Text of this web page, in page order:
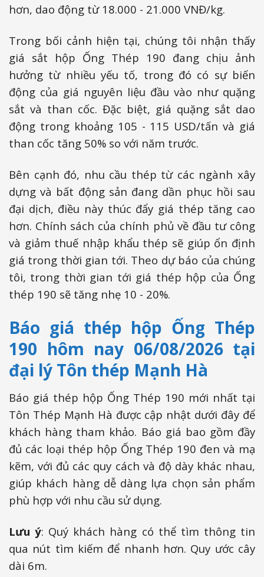
hơn, dao động từ 18.000 - 21.000 VNĐ/kg.
Trong bối cảnh hiện tại, chúng tôi nhận thấy
giá sắt hộp Ống Thép 190 đang chịu ảnh
hưởng từ nhiều yếu tố, trong đó có sự biến
động của giá nguyên liệu đầu vào như quặng
sắt và than cốc. Đặc biệt, giá quặng sắt dao
động trong khoảng 105 - 115 USD/tấn và giá
than cốc tăng 50% so với năm trước.
Bên cạnh đó, nhu cầu thép từ các ngành xây
dựng và bất động sản đang dần phục hồi sau
đại dịch, điều này thúc đẩy giá thép tăng cao
hơn. Chính sách của chính phủ về đầu tư công
và giảm thuế nhập khẩu thép sẽ giúp ổn định
giá trong thời gian tới. Theo dự báo của chúng
tôi, trong thời gian tới giá thép hộp của Ống
thép 190 sẽ tăng nhẹ 10 - 20%.
Báo giá thép hộp Ống Thép
190 hôm nay 06/08/2026 tại
đại lý Tôn thép Mạnh Hà
Báo giá thép hộp Ống Thép 190 mới nhất tại
Tôn Thép Mạnh Hà được cập nhật dưới đây để
khách hàng tham khảo. Báo giá bao gồm đầy
đủ các loại thép hộp Ống Thép 190 đen và mạ
kẽm, với đủ các quy cách và độ dày khác nhau,
giúp khách hàng dễ dàng lựa chọn sản phẩm
phù hợp với nhu cầu sử dụng.
Lưu ý: Quý khách hàng có thể tìm thông tin
qua nút tìm kiếm để nhanh hơn. Quy ước cây
dài 6m.